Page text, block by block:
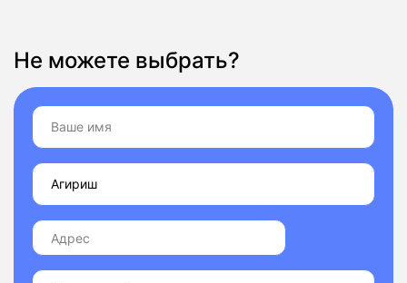
Не можете выбрать?